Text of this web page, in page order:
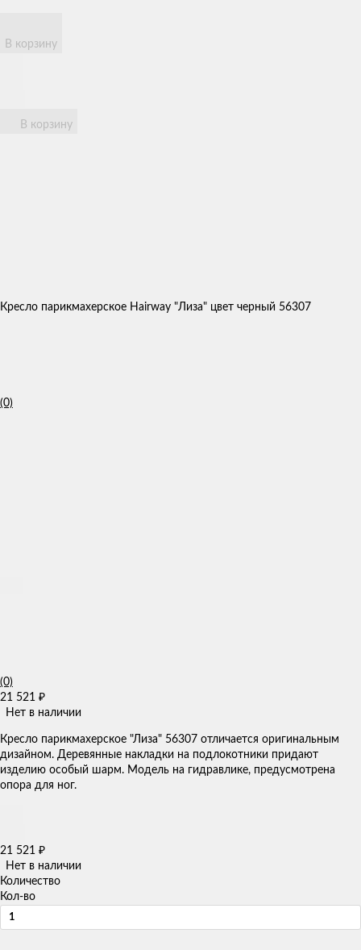
В корзину
В корзину
Кресло парикмахерское Hairway "Лиза" цвет черный 56307
(0)
(0)
21 521 ₽
Нет в наличии
Кресло парикмахерское "Лиза" 56307 отличается оригинальным
дизайном. Деревянные накладки на подлокотники придают
изделию особый шарм. Модель на гидравлике, предусмотрена
опора для ног.
21 521 ₽
Нет в наличии
Количество
Кол-во